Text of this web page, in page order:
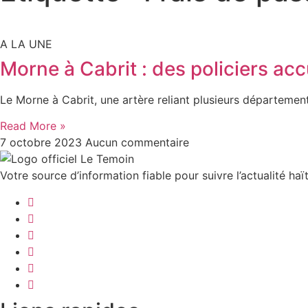
A LA UNE
Morne à Cabrit : des policiers
Le Morne à Cabrit, une artère reliant plusieurs
Read More »
7 octobre 2023 Aucun commentaire
Votre source d’information fiable pour suivre l’actualité